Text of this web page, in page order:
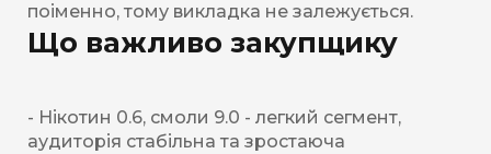
поіменно, тому викладка не залежується.
Що важливо закупщику
- Нікотин 0.6, смоли 9.0 - легкий сегмент,
аудиторія стабільна та зростаюча